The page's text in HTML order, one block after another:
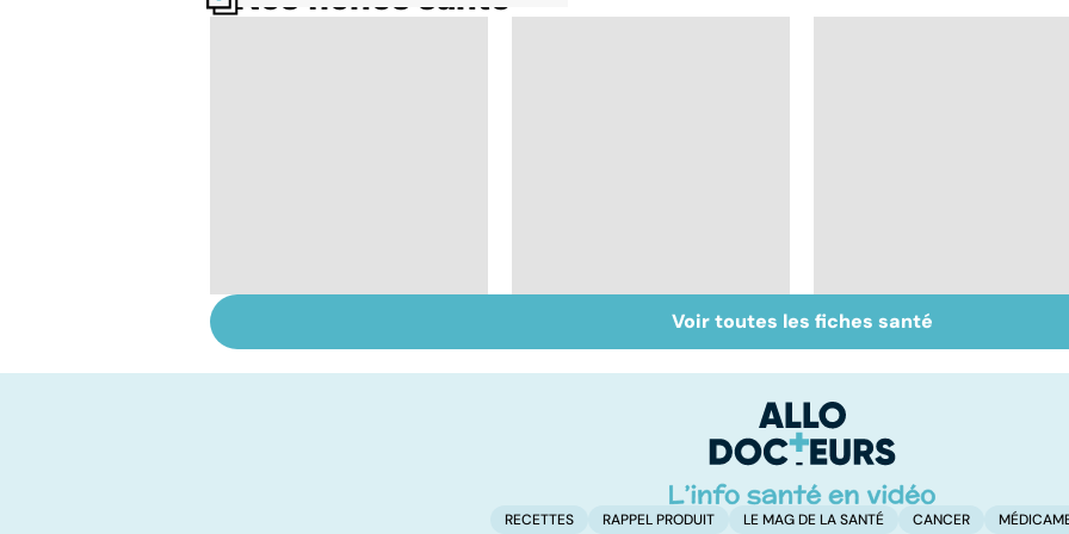
des bosses sous la
La sciatique : un
symptôme
Ostéoporose :
préserver le capital
Voir toutes les fiches santé
RECETTES RAPPEL PRODUIT LE MAG DE LA SANTÉ CANCER